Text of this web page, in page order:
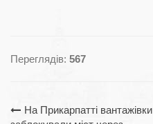
Переглядів: 567
На Прикарпатті вантажівки